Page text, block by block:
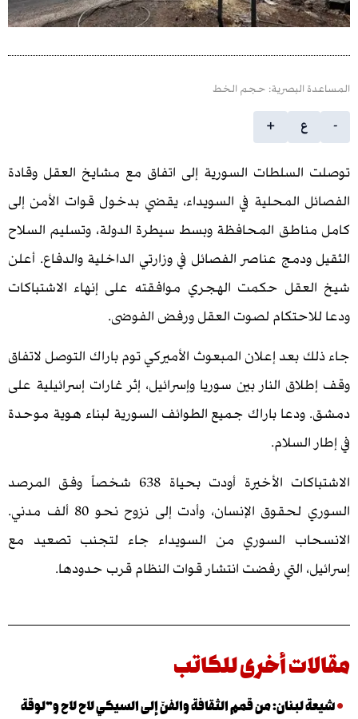
البصرية: حجم الخط
السورية إلى اتفاق مع مشايخ العقل وقادة
المحلية في السويداء، يقضي بدخول قوات الأمن إلى
المحافظة وبسط سيطرة الدولة، وتسليم السلاح
عناصر الفصائل في وزارتي الداخلية والدفاع. أعلن
حكمت الهجري موافقته على إنهاء الاشتباكات
لصوت العقل ورفض الفوضى.
إعلان المبعوث الأميركي توم باراك التوصل لاتفاق
النار بين سوريا وإسرائيل، إثر غارات إسرائيلية على
باراك جميع الطوائف السورية لبناء هوية موحدة
الاشتباكات الأخيرة أودت بحياة 638 شخصاً وفق المرصد
السوري لحقوق الإنسان، وأدت إلى نزوح نحو 80 ألف مدني.
السوري من السويداء جاء لتجنب تصعيد مع
التي رفضت انتشار قوات النظام قرب حدودها.
أخرى للكاتب
من قمم الثقافة والفنّ إلى السيكي لاح لاح و”لوقة